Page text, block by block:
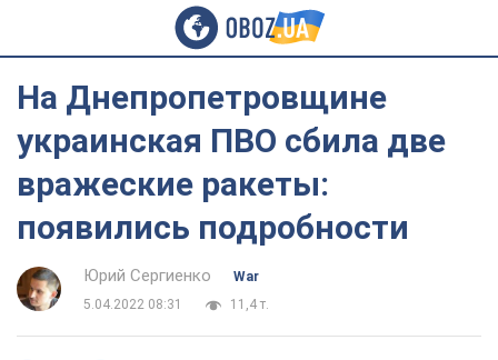
На Днепропетровщине
украинская ПВО сбила две
вражеские ракеты:
появились подробности
Юрий Сергиенко
War
5.04.2022 08:31
11,4 т.